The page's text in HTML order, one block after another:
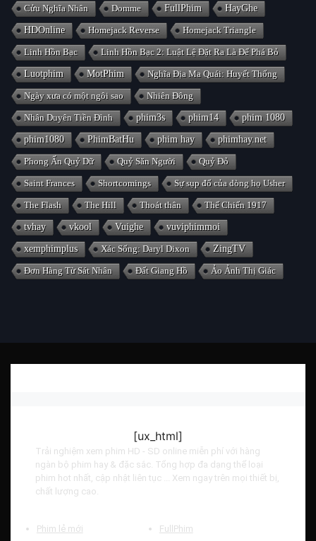
Cửu Nghĩa Nhân Domme FullPhim HayGhe
HDOnline Homejack Reverse Homejack Triangle
Linh Hồn Bạc Linh Hồn Bạc 2: Luật Lệ Đặt Ra Là Để Phá Bỏ
Luotphim MotPhim Nghĩa Địa Ma Quái: Huyết Thống
Ngày xưa có một ngôi sao Nhiên Đông
Nhân Duyên Tiền Đình phim3s phim14 phim 1080
phim1080 PhimBatHu phim hay phimhay.net
Phong Ấn Quỷ Dữ Quỷ Săn Người Quỷ Đỏ
Saint Frances Shortcomings Sự sụp đổ của dòng họ Usher
The Flash The Hill Thoát thân Thế Chiến 1917
tvhay vkool Vuighe vuviphimmoi
xemphimplus Xác Sống: Daryl Dixon ZingTV
Đơn Hàng Từ Sát Nhân Đất Giang Hồ Ảo Ảnh Thị Giác